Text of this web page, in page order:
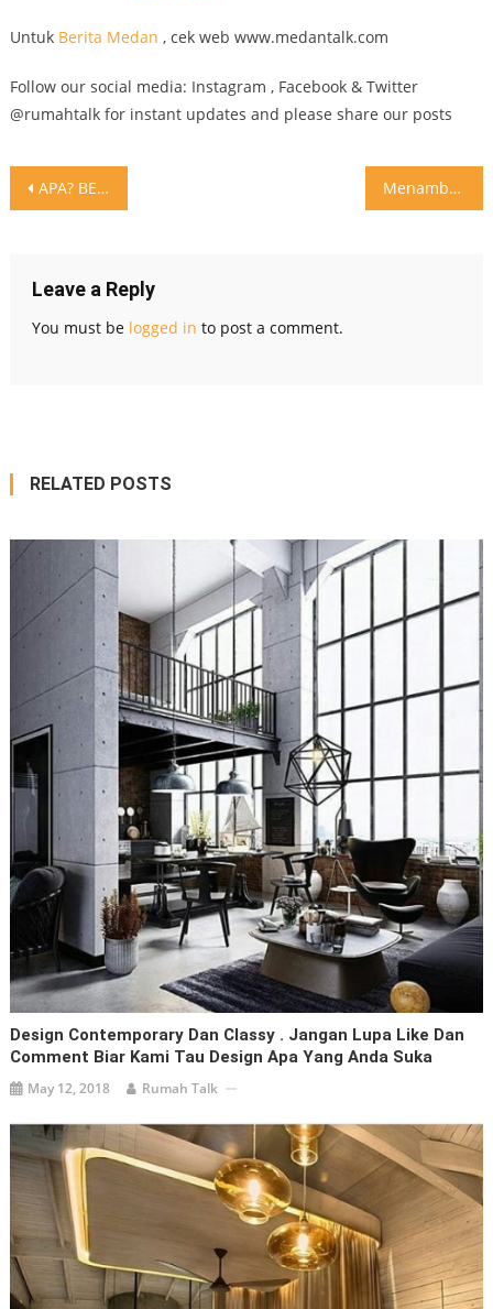
Untuk Berita Medan , cek web www.medantalk.com
Follow our social media: Instagram , Facebook & Twitter
@rumahtalk for instant updates and please share our posts
Post
APA? BELI RUMAH GA PAKE DP?! Anda akan menyukai rumah Menambah warna di rumah yang classy . #inspirasi #rumahtalk #design
Leave a Reply
You must be logged in to post a comment.
RELATED POSTS
Design Contemporary Dan Classy . Jangan Lupa Like Dan
Comment Biar Kami Tau Design Apa Yang Anda Suka
May 12, 2018 Rumah Talk